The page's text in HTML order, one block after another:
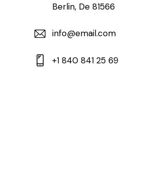
Berlin, De 81566
info@email.com
+1 840 841 25 69